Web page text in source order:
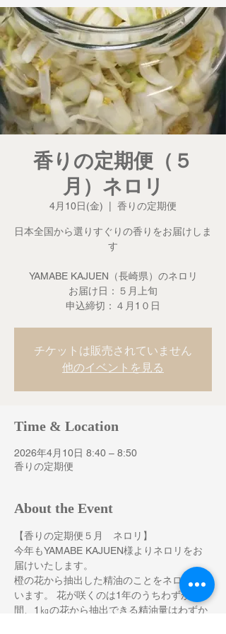
香りの定期便（５
月）ネロリ
4月10日(金) 香りの定期便
日本全国から選りすぐりの香りをお届けしま
す
YAMABE KAJUEN（長崎県）のネロリ
お届け日：５月上旬
チケットは販売されていません
他のイベントを見る
Time & Location
2026年4月10日 8:40 – 8:50
香りの定期便
About the Event
【香りの定期便５月　ネロリ】
今年もYAMABE KAJUEN様よりネロリをお
届けいたします。
橙の花から抽出した精油のことをネロリとい
います。 花が咲くのは1年のうちわずか2週
間、1㎏の花から抽出できる精油量はわずか